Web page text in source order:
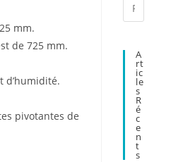
mm.
de 725 mm.
d’humidité.
pivotantes de
Escape
A
Rt
Ic
Le
S
R
É
C
E
N
T
S